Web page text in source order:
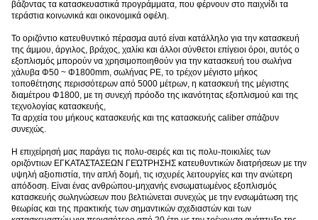
βάζοντας τα κατασκευαστικά προγράμματα, που φέρνουν στο παιχνίδι τα
τεράστια κοινωνικά και οικονομικά οφέλη.
Το οριζόντιο κατευθυντικό πέρασμα αυτό είναι κατάλληλο για την κατασκευή
της άμμου, άργιλος, βράχος, χαλίκι και άλλοι σύνθετοι επίγειοι όροι, αυτός ο
εξοπλισμός μπορούν να χρησιμοποιηθούν για την κατασκευή του σωλήνα
χάλυβα Φ50 ~ Φ1800mm, σωλήνας PE, το τρέχον μέγιστο μήκος
τοποθέτησης περισσότερων από 5000 μέτρων, η κατασκευή της μέγιστης
διαμέτρου Φ1800, με τη συνεχή πρόοδο της ικανότητας εξοπλισμού και της
τεχνολογίας κατασκευής,
Τα αρχεία του μήκους κατασκευής και της κατασκευής caliber σπάζουν
συνεχώς.
Η επιχείρησή μας παράγει τις πολυ-σειρές και τις πολυ-ποικιλίες των
οριζόντιων ΕΓΚΑΤΑΣΤΑΣΕΩΝ ΓΕΏΤΡΗΣΗΣ κατευθυντικών διατρήσεων με την
υψηλή αξιοπιστία, την απλή δομή, τις ισχυρές λειτουργίες και την ανώτερη
απόδοση. Είναι ένας ανθρώπου-μηχανής ενσωματωμένος εξοπλισμός
κατασκευής σωληνώσεων που βελτιώνεται συνεχώς με την ενσωμάτωση της
θεωρίας και της πρακτικής των σημαντικών σχεδιαστών και των